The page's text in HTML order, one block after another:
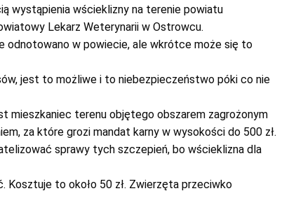
wystąpienia wścieklizny na terenie powiatu
Lekarz Weterynarii w Ostrowcu.
odnotowano w powiecie, ale wkrótce może się to
jest to możliwe i to niebezpieczeństwo póki co nie
mieszkaniec terenu objętego obszarem zagrożonym
za które grozi mandat karny w wysokości do 500 zł.
sprawy tych szczepień, bo wścieklizna dla
Kosztuje to około 50 zł. Zwierzęta przeciwko